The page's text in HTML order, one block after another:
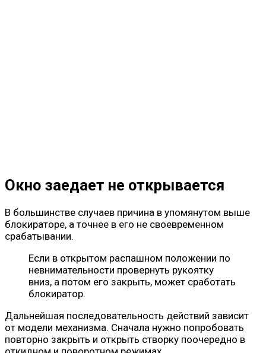
Окно заедает не открывается
В большинстве случаев причина в упомянутом выше
блокираторе, а точнее в его не своевременном
срабатывании.
Если в открытом распашном положении по
невнимательности провернуть рукоятку
вниз, а потом его закрыть, может сработать
блокиратор.
Дальнейшая последовательность действий зависит
от модели механизма. Сначала нужно попробовать
повторно закрыть и открыть створку поочередно в